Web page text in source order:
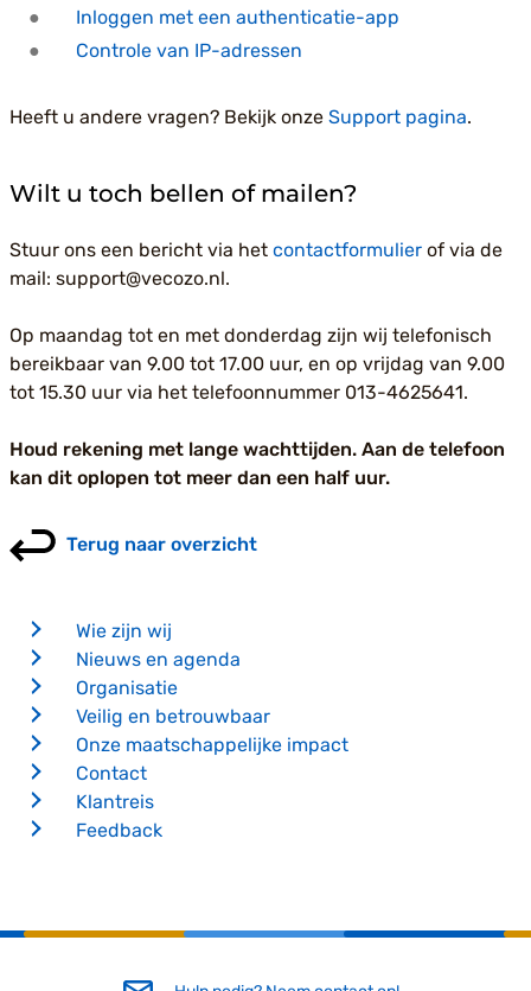
Inloggen met een authenticatie-app
Controle van IP-adressen
Heeft u andere vragen? Bekijk onze Support pagina.
Wilt u toch bellen of mailen?
Stuur ons een bericht via het contactformulier of via de
mail: support@vecozo.nl.
Op maandag tot en met donderdag zijn wij telefonisch
bereikbaar van 9.00 tot 17.00 uur, en op vrijdag van 9.00
tot 15.30 uur via het telefoonnummer 013-4625641.
Houd rekening met lange wachttijden. Aan de telefoon
kan dit oplopen tot meer dan een half uur.
Terug naar overzicht
Wie zijn wij
Nieuws en agenda
Organisatie
Veilig en betrouwbaar
Onze maatschappelijke impact
Contact
Klantreis
Feedback